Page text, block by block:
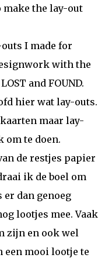
the lay-out
I made for
with the
and FOUND.
hier wat lay-outs.
maar lay-
om te doen.
de restjes papier
ik de boel om
er dan genoeg
lootjes mee. Vaak
zijn en ook wel
een mooi lootje te